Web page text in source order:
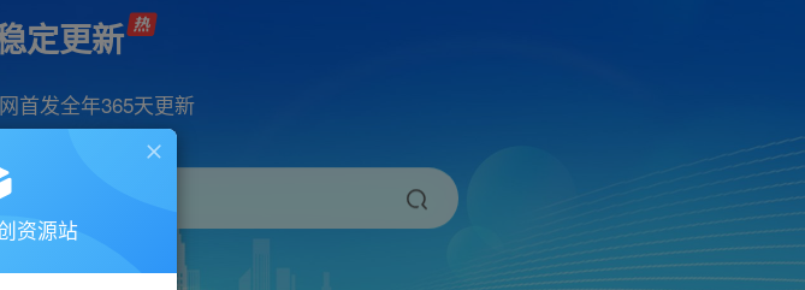
定更新
首发全年365天更新
频 剪辑 视频号
资源站